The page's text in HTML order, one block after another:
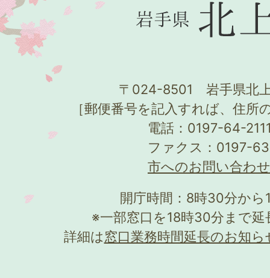
〒024-8501 岩手県北
［郵便番号を記入すれば、住所
電話：0197-64-
ファクス：0197-
市へのお問い合わ
開庁時間：8時30分か
※一部窓口を18時30分まで
詳細は窓口業務時間延長のお知ら